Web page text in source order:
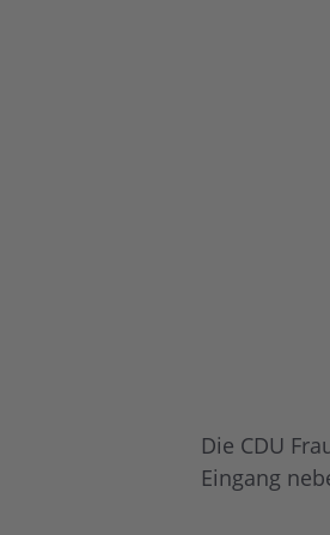
Die CDU
Eingang